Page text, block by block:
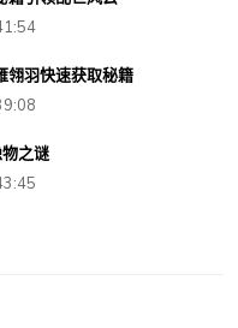
翎羽快速获取秘籍
之谜